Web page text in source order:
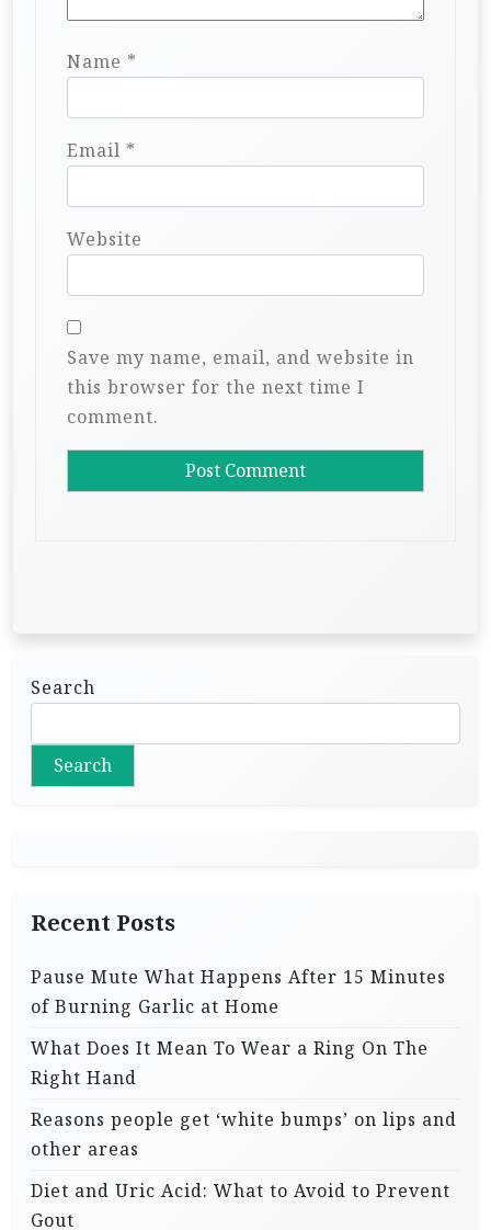
Name *
Email *
Website
Save my name, email, and website in
this browser for the next time I
comment.
Search
Search
Recent Posts
Pause Mute What Happens After 15 Minutes
of Burning Garlic at Home
What Does It Mean To Wear a Ring On The
Right Hand
Reasons people get ‘white bumps’ on lips and
other areas
Diet and Uric Acid: What to Avoid to Prevent
Gout